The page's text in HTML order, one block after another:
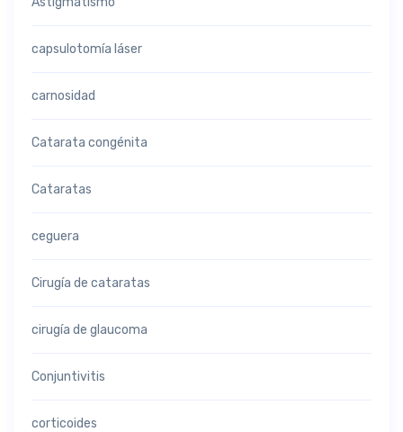
capsulotomía láser
carnosidad
Catarata congénita
Cataratas
ceguera
Cirugía de cataratas
cirugía de glaucoma
Conjuntivitis
corticoides